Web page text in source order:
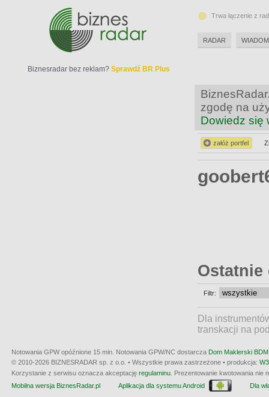
zgodę na
Dowiedz się
załóż portfel
Ostatnie
Filtr:
Dla
transkacji na
Biznesradar bez reklam? Sprawdź BR Plus
Trwa łączenie z
RADAR
Notowania GPW opóźnione 15 min. Notowania GPW/NC dostarcza Dom Maklerski
© 2010-2026 BIZNESRADAR sp. z o.o. • Wszystkie prawa zastrzeżone • produkcja:
Korzystanie z serwisu oznacza akceptację regulaminu . Prezentowanie kwotowania
Mobilna wersja BiznesRadar.pl
Aplikacja dla systemu Android Dla